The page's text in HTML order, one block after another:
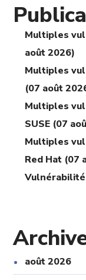
Multiples
août 2026)
Multiples
(07 août
Multiples
SUSE (07
Multiples
Red Hat (07
Vulnérabilité
août 2026